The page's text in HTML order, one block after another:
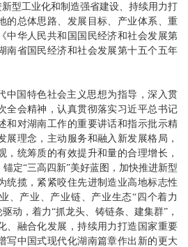
新型工业化和制造强省建设、持续用力打
的总体思路、发展目标、产业体系、重
中华人民共和国国民经济和社会发展第
南省国民经济和社会发展第十五个五年
中国特色社会主义思想为指导 ，深入贯
全会精神，认真贯彻落实习近平总书记
和对湖南工作的重要讲话和指示批示精
展理念，主动服务和融入新发展格局，
，统筹质的有效提升和量的合理增长，
锚定“三高四新”美好蓝图，加快推进新型
统揽，紧紧咬住先进制造业高地标志性
、产业、产业链、产业生态“四个着力
驱动，着力“抓龙头、铸链条、建集群”，
、融合化发展，持续用力打造国家重要
写中国式现代化湖南篇章作出新的更大